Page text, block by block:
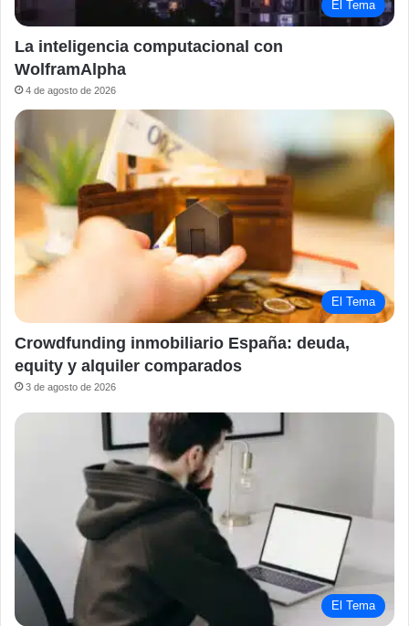
El Tema
La inteligencia computacional con
WolframAlpha
4 de agosto de 2026
El Tema
Crowdfunding inmobiliario España: deuda,
equity y alquiler comparados
3 de agosto de 2026
El Tema